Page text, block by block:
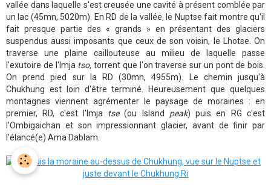
vallée dans laquelle s'est creusée une cavité à présent comblée par
un lac (45mn, 5020m). En RD de la vallée, le Nuptse fait montre qu'il
fait presque partie des « grands » en présentant des glaciers
suspendus aussi imposants que ceux de son voisin, le Lhotse. On
traverse une plaine caillouteuse au milieu de laquelle passe
l'exutoire de l'Imja tso, torrent que l'on traverse sur un pont de bois.
On prend pied sur la RD (30mn, 4955m). Le chemin jusqu'à
Chukhung est loin d'être terminé. Heureusement que quelques
montagnes viennent agrémenter le paysage de moraines : en
premier, RD, c'est l'Imja tse(ou Island peak) puis en RG c'est
l'Ombigaichan et son impressionnant glacier, avant de finir par
l'élancé(e) Ama Dablam.